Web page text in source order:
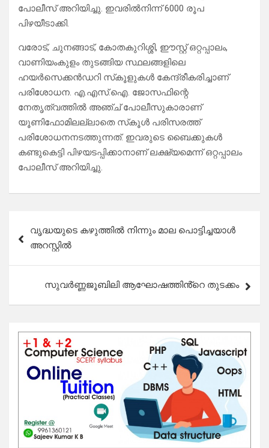
പോലീസ് അറിയിച്ചു. ഇവരിൽനിന്ന്‌ 6000 രൂപ
പിഴയീടാക്കി.
വരോട്, ചുനങ്ങാട്, കോതകുറിശ്ശി, ഈസ്റ്റ് ഒറ്റപ്പാലം,
വാണിയംകുളം തുടങ്ങിയ സ്ഥലങ്ങളിലെ
ഹയർസെക്കൻഡറി സ്‌കൂളുകൾ കേന്ദ്രീകരിച്ചാണ്
പരിശോധന. എ.എസ്.ഐ. ജോസഫിന്റെ
നേതൃത്വത്തിൽ അഞ്ച്‌ പോലീസുകാരാണ്
യൂണിഫോമിലല്ലാതെ സ്‌കൂൾ പരിസരത്ത്
പരിശോധനനടത്തുന്നത്. ഇവരുടെ ബൈക്കുകൾ
കണ്ടുകെട്ടി പിഴയടപ്പിക്കാനാണ് ലക്ഷ്യമെന്ന് ഒറ്റപ്പാലം
പോലീസ് അറിയിച്ചു.
navigation
വൃദ്ധയുടെ കഴുത്തിൽ നിന്നും മാല പൊട്ടിച്ചയാൾ
അറസ്റ്റിൽ
സുവർണ്ണജൂബിലി ആഘോഷത്തിൻ്റെ തുടക്കം